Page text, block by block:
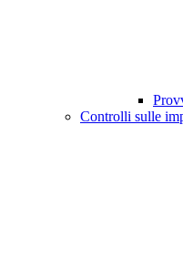
Controlli sulle